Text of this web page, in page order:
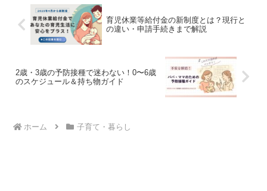
育児休業等給付金の新制度とは？現行と
の違い・申請手続きまで解説
2歳・3歳の予防接種で迷わない！0〜6歳
のスケジュール＆持ち物ガイド
ホーム 子育て・暮らし